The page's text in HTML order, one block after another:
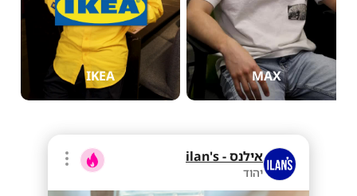
IKEA MAX
אילנס - ilan's
יהוד